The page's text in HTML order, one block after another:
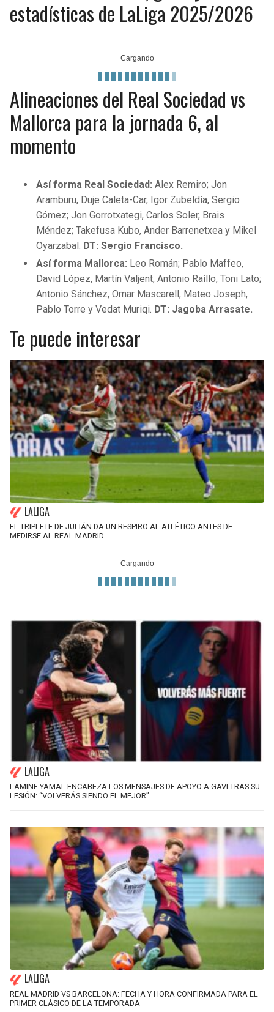
estadísticas de LaLiga 2025/2026
Alineaciones del Real Sociedad vs
Mallorca para la jornada 6, al
momento
Así forma Real Sociedad: Alex Remiro; Jon
Aramburu, Duje Caleta-Car, Igor Zubeldía, Sergio
Gómez; Jon Gorrotxategi, Carlos Soler, Brais
Méndez; Takefusa Kubo, Ander Barrenetxea y Mikel
Oyarzabal. DT: Sergio Francisco.
Así forma Mallorca: Leo Román; Pablo Maffeo,
David López, Martín Valjent, Antonio Raíllo, Toni Lato;
Antonio Sánchez, Omar Mascarell; Mateo Joseph,
Pablo Torre y Vedat Muriqi. DT: Jagoba Arrasate.
Te puede interesar
LALIGA
EL TRIPLETE DE JULIÁN DA UN RESPIRO AL ATLÉTICO ANTES DE
MEDIRSE AL REAL MADRID
LALIGA
LAMINE YAMAL ENCABEZA LOS MENSAJES DE APOYO A GAVI TRAS SU
LESIÓN: “VOLVERÁS SIENDO EL MEJOR”
LALIGA
REAL MADRID VS BARCELONA: FECHA Y HORA CONFIRMADA PARA EL
PRIMER CLÁSICO DE LA TEMPORADA